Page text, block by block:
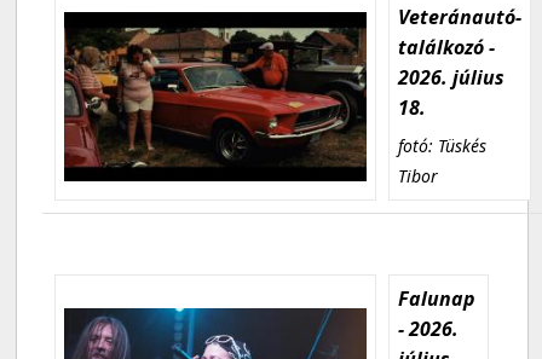
Veteránautó-
találkozó -
2026. július
18.
fotó: Tüskés
Tibor
Falunap
- 2026.